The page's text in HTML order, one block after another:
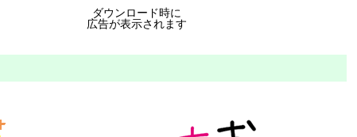
ダウンロード時に
広告が表示されます